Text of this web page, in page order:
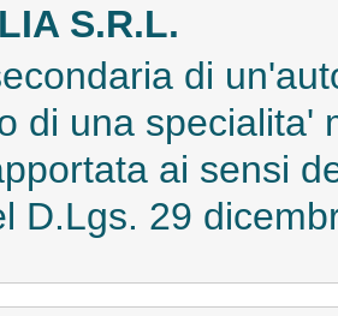
S.R.L.
di
di una specialita'
ai sensi
D.Lgs. 29